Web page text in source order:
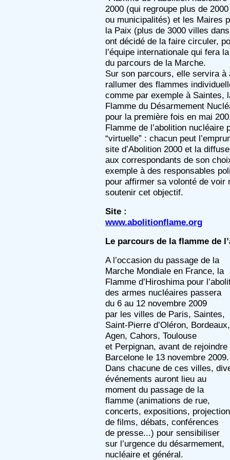
2000 (qui regroupe plus de
ou municipalités) et les Maires
la Paix (plus de 3000 villes
ont décidé de la faire circuler,
l’équipe internationale qui fera
du parcours de la Marche.
Sur son parcours, elle servira à
rallumer des flammes
comme par exemple à Saintes,
Flamme du Désarmement
pour la première fois en mai
Flamme de l’abolition nucléaire
“virtuelle” : chacun peut
site d’Abolition 2000 et la
aux correspondants de son
exemple à des responsables
pour affirmer sa volonté de voir
soutenir cet objectif.
Site :
www.abolitionflame.org
Le parcours de la flamme de
A l’occasion du passage de la
Marche Mondiale en France, la
Flamme d’Hiroshima pour
des armes nucléaires passera
du 6 au 12 novembre 2009
par les villes de Paris, Saintes,
Saint-Pierre d’Oléron, Bordeaux,
Agen, Cahors, Toulouse
et Perpignan, avant de rejoindre
Barcelone le 13 novembre 2009.
Dans chacune de ces villes,
événements auront lieu au
moment du passage de la
flamme (animations de rue,
concerts, expositions,
de films, débats, conférences
de presse...) pour sensibiliser
sur l’urgence du désarmement,
nucléaire et général.